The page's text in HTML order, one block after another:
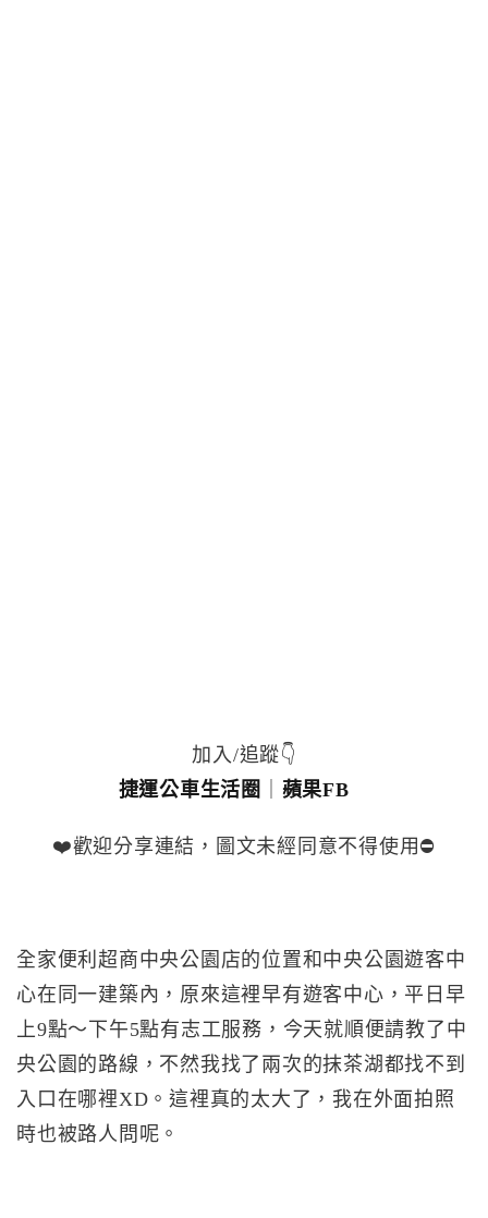
加入/追蹤👇
捷運公車生活圈
蘋果FB
❤️歡迎分享連結，圖文未經同意不得使用⛔️
全家便利超商中央公園店的位置和中央公園遊客中
心在同一建築內，原來這裡早有遊客中心，平日早
上9點～下午5點有志工服務，今天就順便請教了中
央公園的路線，不然我找了兩次的抹茶湖都找不到
入口在哪裡XD。這裡真的太大了，我在外面拍照
時也被路人問呢。